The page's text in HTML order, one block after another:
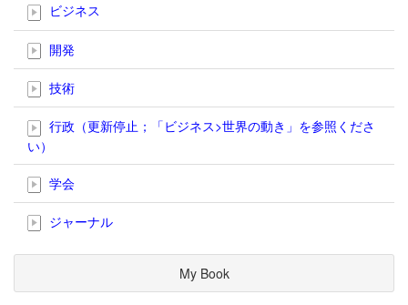
ビジネス
開発
技術
行政（更新停止；「ビジネス>世界の動き」を参照くださ
い）
学会
ジャーナル
My Book